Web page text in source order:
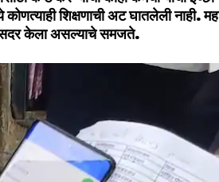
शिक्षणाची अट घातलेली नाही.
सदर केला असल्याचे समजते.